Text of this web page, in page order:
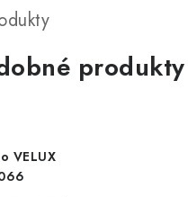
produkty
VELUX